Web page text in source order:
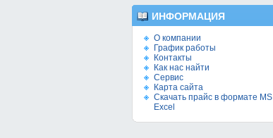
ИНФОРМАЦИЯ
О компании
График работы
Контакты
Как нас найти
Сервис
Карта сайта
Скачать прайс в формате MS
Excel